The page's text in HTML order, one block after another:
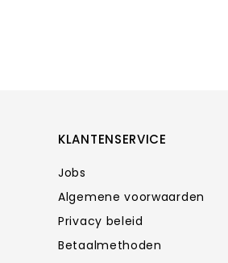
KLANTENSERVICE
Jobs
Algemene voorwaarden
Privacy beleid
Betaalmethoden